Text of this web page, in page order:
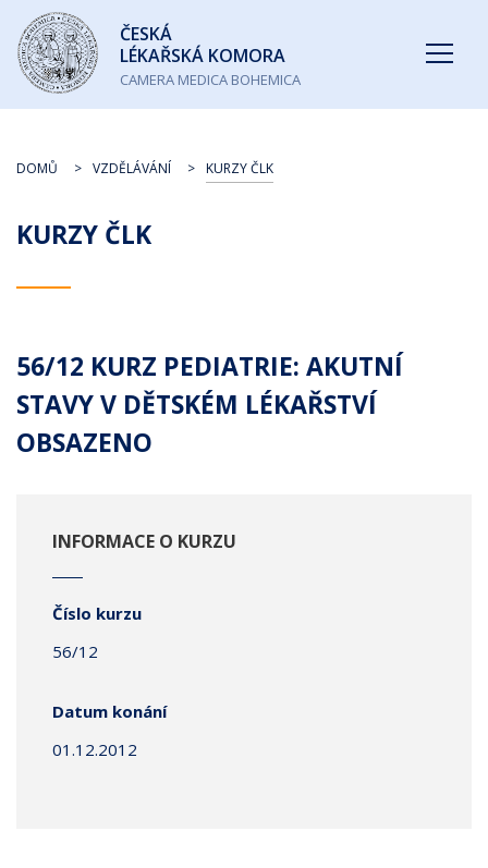
Česká
lékařská
komora
ČESKÁ
LÉKAŘSKÁ KOMORA
CAMERA MEDICA BOHEMICA
KURZY ČLK
DOMŮ VZDĚLÁVÁNÍ KURZY ČLK
56/12 KURZ PEDIATRIE: AKUTNÍ
STAVY V DĚTSKÉM LÉKAŘSTVÍ
OBSAZENO
INFORMACE O KURZU
Číslo kurzu
56/12
Datum konání
01.12.2012